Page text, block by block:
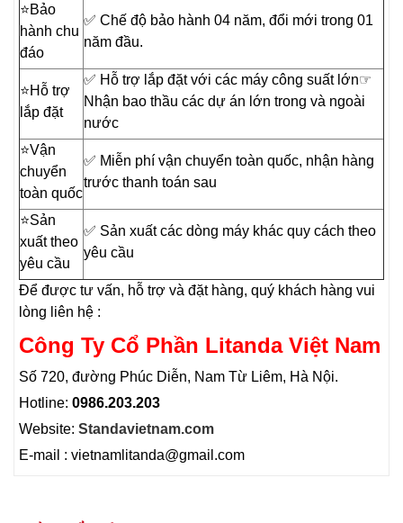
⭐️Bảo
hành chu
đáo
✅ Chế độ bảo hành 04 năm, đổi mới trong 01
năm đầu.
⭐️Hỗ trợ
lắp đặt
✅ Hỗ trợ lắp đặt với các máy công suất lớn☞
Nhận bao thầu các dự án lớn trong và ngoài
nước
⭐️Vận
chuyển
toàn quốc
✅ Miễn phí vận chuyển toàn quốc, nhận hàng
trước thanh toán sau
⭐️Sản
xuất theo
yêu cầu
✅ Sản xuất các dòng máy khác quy cách theo
yêu cầu
Để được tư vấn, hỗ trợ và đặt hàng, quý khách hàng vui
lòng liên hệ :
Công Ty Cổ Phần Litanda Việt Nam
Số 720, đường Phúc Diễn, Nam Từ Liêm, Hà Nội.
Hotline: 0986.203.203
Website: Standavietnam.com
E-mail : vietnamlitanda@gmail.com